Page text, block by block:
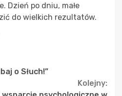
Dzień po dniu, małe
do wielkich rezultatów.
o Słuch!”
Kolejny: